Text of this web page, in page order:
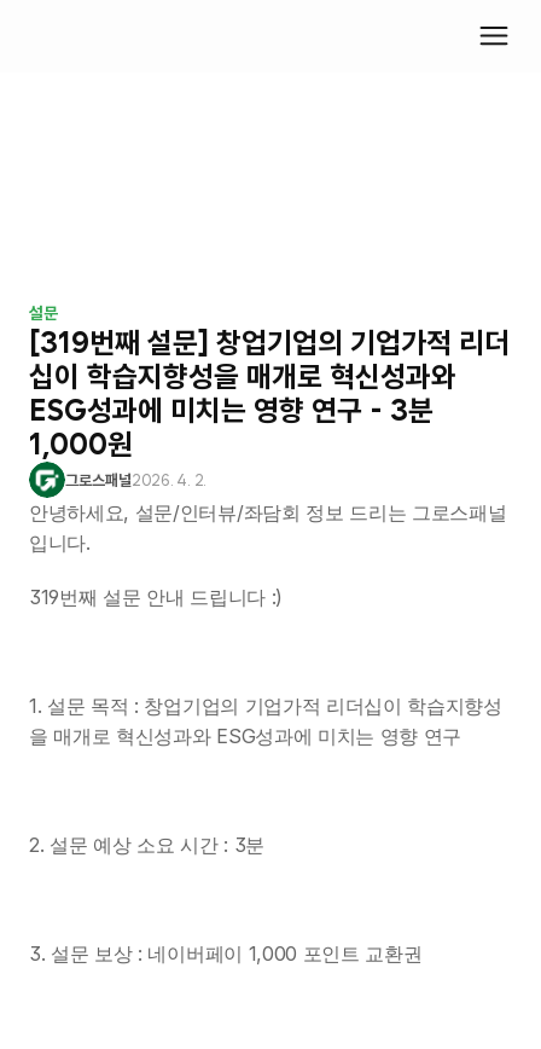
설문
[319번째 설문] 창업기업의 기업가적 리더
십이 학습지향성을 매개로 혁신성과와
ESG성과에 미치는 영향 연구 - 3분
1,000원
그로스패널2026. 4. 2.
안녕하세요, 설문/인터뷰/좌담회 정보 드리는 그로스패널
입니다.
319번째 설문 안내 드립니다 :)
1. 설문 목적 : 창업기업의 기업가적 리더십이 학습지향성
을 매개로 혁신성과와 ESG성과에 미치는 영향 연구
2. 설문 예상 소요 시간 : 3분
3. 설문 보상 : 네이버페이 1,000 포인트 교환권